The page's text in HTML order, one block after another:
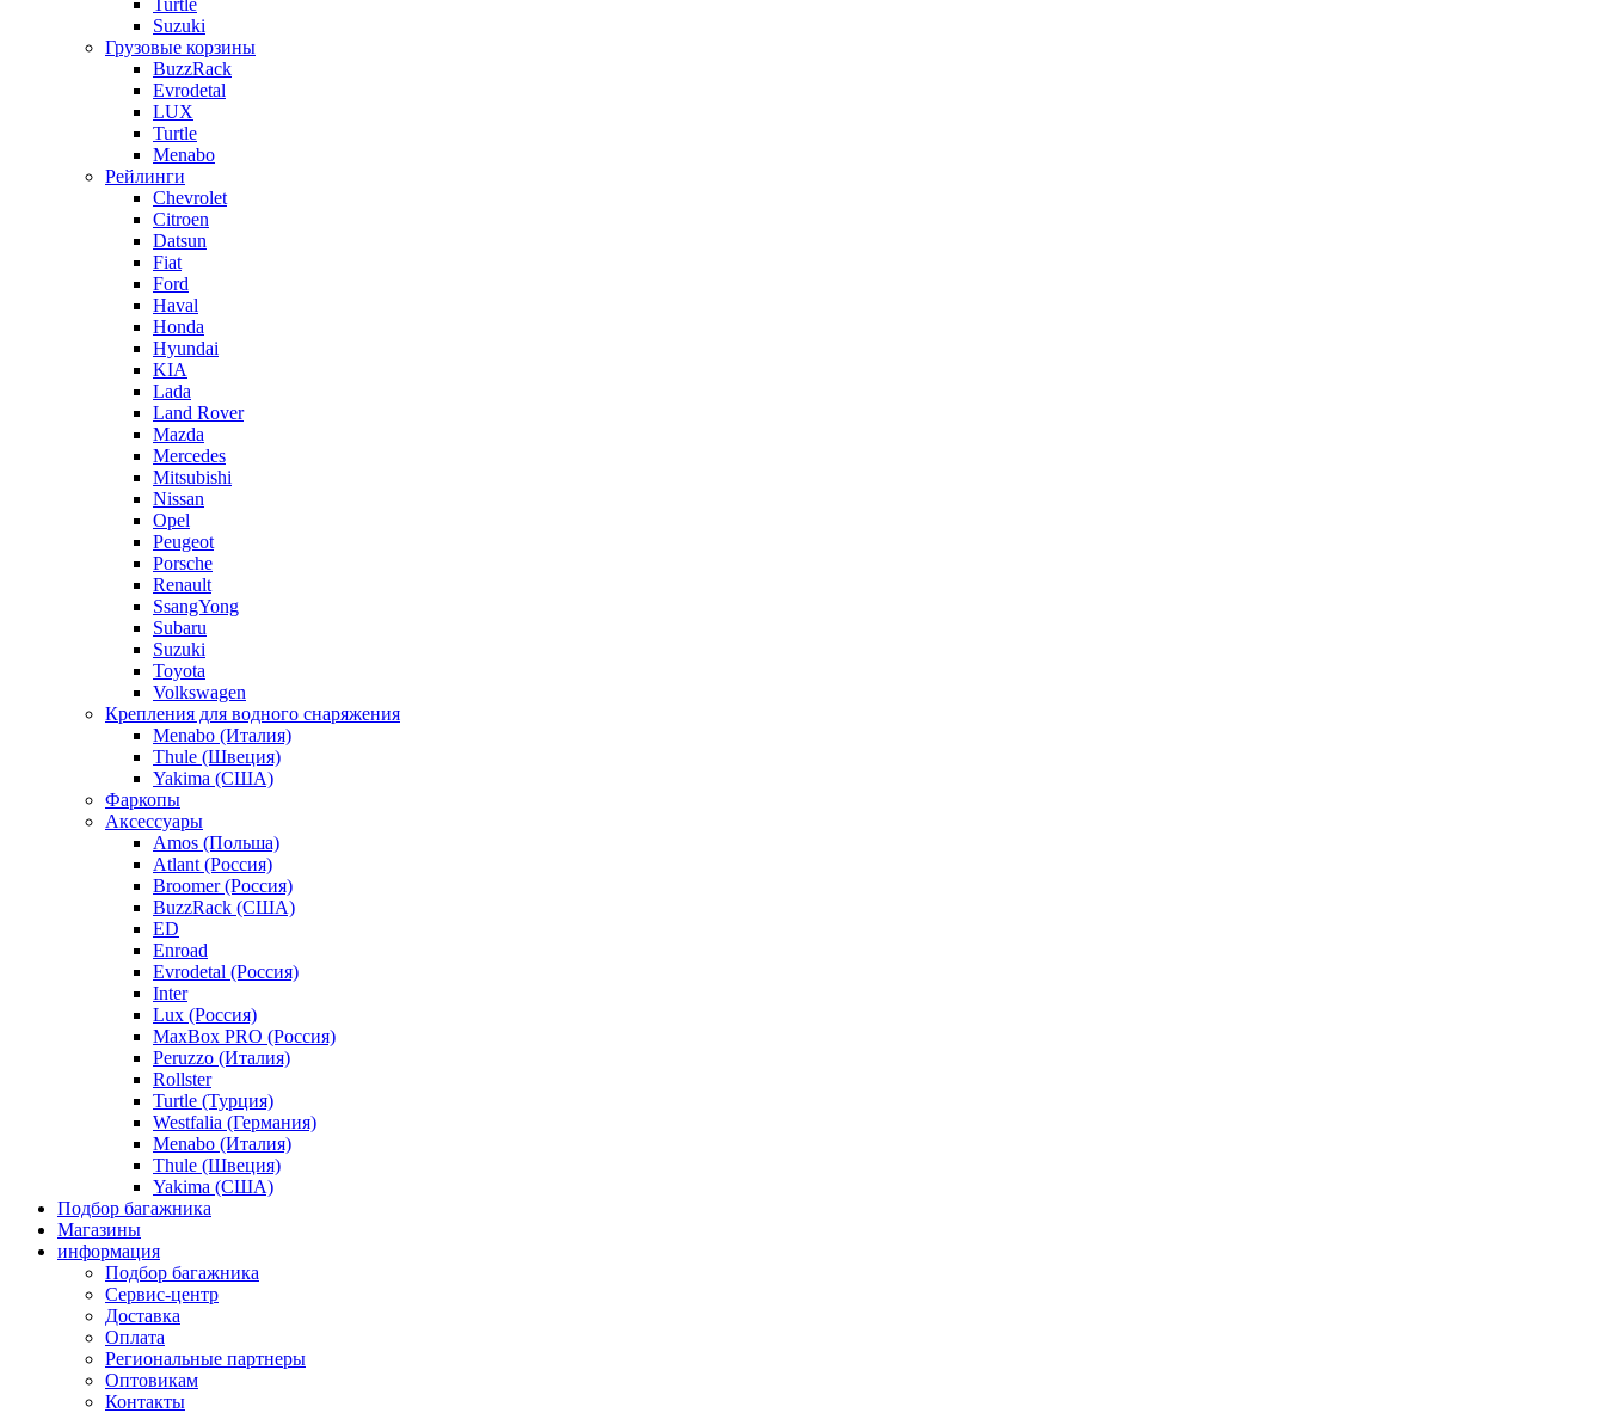
Turtle
Suzuki
Грузовые корзины
BuzzRack
Evrodetal
LUX
Turtle
Menabo
Рейлинги
Chevrolet
Citroen
Datsun
Fiat
Ford
Haval
Honda
Hyundai
KIA
Lada
Land Rover
Mazda
Mercedes
Mitsubishi
Nissan
Opel
Peugeot
Porsche
Renault
SsangYong
Subaru
Suzuki
Toyota
Volkswagen
Крепления для водного снаряжения
Menabo (Италия)
Thule (Швеция)
Yakima (США)
Фаркопы
Аксессуары
Amos (Польша)
Atlant (Россия)
Broomer (Россия)
BuzzRack (США)
ED
Enroad
Evrodetal (Россия)
Inter
Lux (Россия)
MaxBox PRO (Россия)
Peruzzo (Италия)
Rollster
Turtle (Турция)
Westfalia (Германия)
Menabo (Италия)
Thule (Швеция)
Yakima (США)
Подбор багажника
Магазины
информация
Подбор багажника
Сервис-центр
Доставка
Оплата
Региональные партнеры
Оптовикам
Контакты